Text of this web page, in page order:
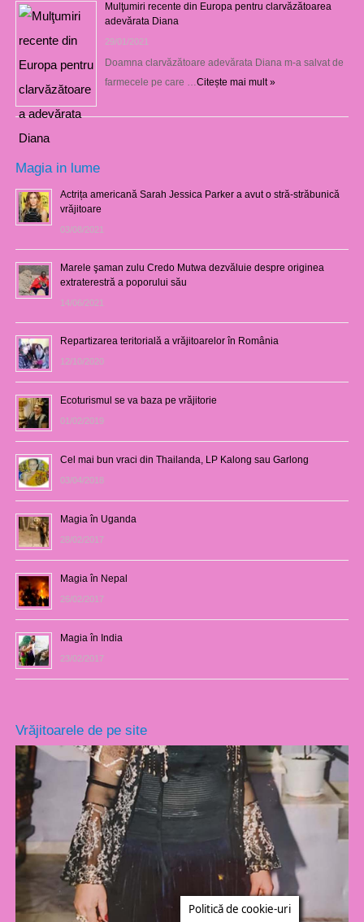
Mulţumiri recente din Europa pentru clarvăzătoarea
adevărata Diana
29/01/2021
Doamna clarvăzătoare adevărata Diana m-a salvat de
farmecele pe care …Citește mai mult »
Magia in lume
Actrița americană Sarah Jessica Parker a avut o stră-străbunică
vrăjitoare
03/08/2021
Marele şaman zulu Credo Mutwa dezvăluie despre originea
extraterestră a poporului său
14/06/2021
Repartizarea teritorială a vrăjitoarelor în România
12/10/2020
Ecoturismul se va baza pe vrăjitorie
01/02/2019
Cel mai bun vraci din Thailanda, LP Kalong sau Garlong
03/04/2018
Magia în Uganda
28/02/2017
Magia în Nepal
26/02/2017
Magia în India
23/02/2017
Vrăjitoarele de pe site
Politică de cookie-uri